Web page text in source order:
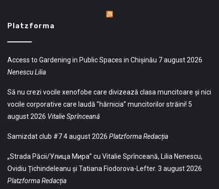
Platzforma
Access to Gardening in Public Spaces in Chișinău 7 august 2026
Nenescu Lilia
Să nu crezi vocile xenofobe care divizează clasa muncitoare și nici
vocile corporative care laudă ”hărnicia” muncitorilor străini! 5
august 2026 Vitalie Sprînceană
Samizdat club #74 august 2026 Platzforma Redacția
„Strada Păcii/Улица Мира” cu Vitalie Sprînceană, Lilia Nenescu,
Ovidiu Țichindeleanu și Tatiana Fiodorova-Lefter. 3 august 2026
Platzforma Redacția